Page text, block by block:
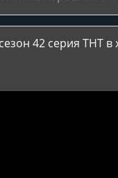
42 серия ТНТ в